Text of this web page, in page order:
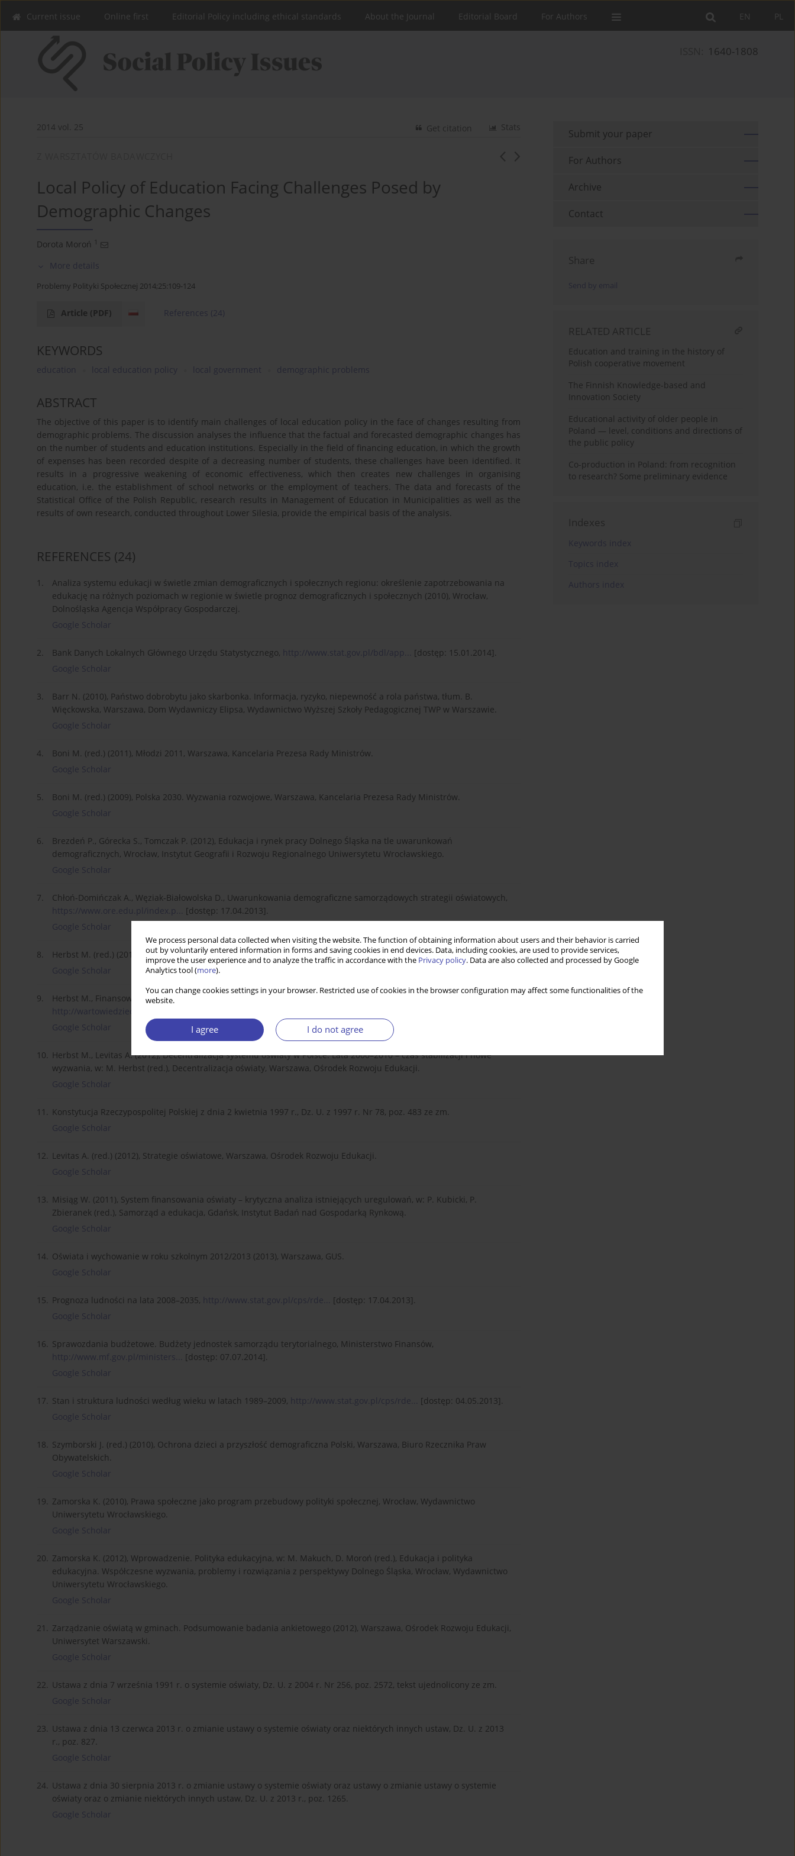
We process personal data collected when visiting the website. The function of obtaining information about users and their behavior is carried
out by voluntarily entered information in forms and saving cookies in end devices. Data, including cookies, are used to provide services,
improve the user experience and to analyze the traffic in accordance with the Privacy policy. Data are also collected and processed by Google
Analytics tool (more).
You can change cookies settings in your browser. Restricted use of cookies in the browser configuration may affect some functionalities of the
website.
I agree I do not agree
PL
EN
Current issue Online first Editorial Policy including ethical standards About the Journal Editorial Board For Authors
1640-1808
2014 vol. 25 Stats
Get citation
Local Policy of Education Facing Challenges Posed by
Demographic Changes
Dorota Moroń 1
More details
Problemy Polityki Społecznej 2014;25:109-124
Article (PDF) References (24)
KEYWORDS
education local education policy local government demographic problems
ABSTRACT
The objective of this paper is to identify main challenges of local education policy in the face of changes resulting from
demographic problems. The discussion analyses the influence that the factual and forecasted demographic changes has
on the number of students and education institutions. Especially in the field of financing education, in which the growth
of expenses has been recorded despite of a decreasing number of students, these challenges have been identified. It
results in a progressive weakening of economic effectiveness, which then creates new challenges in organising
education, i.e. the establishment of school networks or the employment of teachers. The data and forecasts of the
Statistical Office of the Polish Republic, research results in Management of Education in Municipalities as well as the
results of own research, conducted throughout Lower Silesia, provide the empirical basis of the analysis.
REFERENCES (24)
1.
Analiza systemu edukacji w świetle zmian demograficznych i społecznych regionu: określenie zapotrzebowania na
edukację na różnych poziomach w regionie w świetle prognoz demograficznych i społecznych (2010), Wrocław,
Dolnośląska Agencja Współpracy Gospodarczej.
Google Scholar
2. Bank Danych Lokalnych Głównego Urzędu Statystycznego, http://www.stat.gov.pl/bdl/app...
[dostęp: 15.01.2014].
Google Scholar
3.
Barr N. (2010), Państwo dobrobytu jako skarbonka. Informacja, ryzyko, niepewność a rola państwa, tłum. B.
Więckowska, Warszawa, Dom Wydawniczy Elipsa, Wydawnictwo Wyższej Szkoły Pedagogicznej TWP w Warszawie.
Google Scholar
4.
Boni M. (red.) (2011), Młodzi 2011, Warszawa, Kancelaria Prezesa Rady Ministrów.
Google Scholar
5.
Boni M. (red.) (2009), Polska 2030. Wyzwania rozwojowe, Warszawa, Kancelaria Prezesa Rady Ministrów.
Google Scholar
6.
Brezdeń P., Górecka S., Tomczak P. (2012), Edukacja i rynek pracy Dolnego Śląska na tle uwarunkowań
demograficznych, Wrocław, Instytut Geografii i Rozwoju Regionalnego Uniwersytetu Wrocławskiego.
Google Scholar
7.
Chłoń-Domińczak A., Węziak-Białowolska D., Uwarunkowania demograficzne samorządowych strategii oświatowych,
https://www.ore.edu.pl/index.p...
[dostęp: 17.04.2013].
Google Scholar
8.
Herbst M. (red.) (2012), Finansowanie oświaty, Warszawa, Ośrodek Rozwoju Edukacji.
Google Scholar
9.
Herbst M., Finansowanie przedszkoli w Polsce – stan obecny i wyzwania na przyszłość,
http://wartowiedziec.org/attac...
Google Scholar
10. Herbst M., Levitas A. (2012), Decentralizacja systemu oświaty w Polsce. Lata 2000–2010 – czas stabilizacji i nowe
wyzwania, w: M. Herbst (red.), Decentralizacja oświaty, Warszawa, Ośrodek Rozwoju Edukacji.
Google Scholar
11. Konstytucja Rzeczypospolitej Polskiej z dnia 2 kwietnia 1997 r., Dz. U. z 1997 r. Nr 78, poz. 483 ze zm.
Google Scholar
12. Levitas A. (red.) (2012), Strategie oświatowe, Warszawa, Ośrodek Rozwoju Edukacji.
Google Scholar
13. Misiąg W. (2011), System finansowania oświaty – krytyczna analiza istniejących uregulowań, w: P. Kubicki, P.
Zbieranek (red.), Samorząd a edukacja, Gdańsk, Instytut Badań nad Gospodarką Rynkową.
Google Scholar
14. Oświata i wychowanie w roku szkolnym 2012/2013 (2013), Warszawa, GUS.
Google Scholar
15. Prognoza ludności na lata 2008–2035, http://www.stat.gov.pl/cps/rde...
[dostęp: 17.04.2013].
Google Scholar
16. Sprawozdania budżetowe. Budżety jednostek samorządu terytorialnego, Ministerstwo Finansów,
http://www.mf.gov.pl/ministers...
[dostęp: 07.07.2014].
Google Scholar
17. Stan i struktura ludności według wieku w latach 1989–2009, http://www.stat.gov.pl/cps/rde...
[dostęp: 04.05.2013].
Google Scholar
18. Szymborski J. (red.) (2010), Ochrona dzieci a przyszłość demograficzna Polski, Warszawa, Biuro Rzecznika Praw
Obywatelskich.
Google Scholar
19. Zamorska K. (2010), Prawa społeczne jako program przebudowy polityki społecznej, Wrocław, Wydawnictwo
Uniwersytetu Wrocławskiego.
Google Scholar
20. Zamorska K. (2012), Wprowadzenie. Polityka edukacyjna, w: M. Makuch, D. Moroń (red.), Edukacja i polityka
edukacyjna. Współczesne wyzwania, problemy i rozwiązania z perspektywy Dolnego Śląska, Wrocław, Wydawnictwo
Uniwersytetu Wrocławskiego.
Google Scholar
21. Zarządzanie oświatą w gminach. Podsumowanie badania ankietowego (2012), Warszawa, Ośrodek Rozwoju Edukacji,
Uniwersytet Warszawski.
Google Scholar
22. Ustawa z dnia 7 września 1991 r. o systemie oświaty, Dz. U. z 2004 r. Nr 256, poz. 2572, tekst ujednolicony ze zm.
Google Scholar
23. Ustawa z dnia 13 czerwca 2013 r. o zmianie ustawy o systemie oświaty oraz niektórych innych ustaw, Dz. U. z 2013
r., poz. 827.
Google Scholar
24. Ustawa z dnia 30 sierpnia 2013 r. o zmianie ustawy o systemie oświaty oraz ustawy o zmianie ustawy o systemie
oświaty oraz o zmianie niektórych innych ustaw, Dz. U. z 2013 r., poz. 1265.
Google Scholar
Submit your paper
For Authors
Archive
Contact
Share
Send by email
RELATED ARTICLE
Education and training in the history of
Polish cooperative movement
The Finnish Knowledge-based and
Innovation Society
Educational activity of older people in
Poland — level, conditions and directions of
the public policy
Co-production in Poland: from recognition
to research? Some preliminary evidence
Indexes
Keywords index
Topics index
Authors index